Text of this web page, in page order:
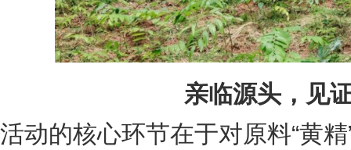
亲临源头，见
活动的核心环节在于对原料“黄